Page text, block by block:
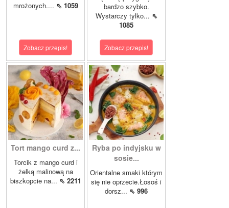
mrożonych.... ⇖ 1059
Zobacz przepis!
bardzo szybko.
Wystarczy tylko... ⇖
1085
Zobacz przepis!
Tort mango curd z...
Torcik z mango curd i
żelką malinową na
biszkopcie na... ⇖ 2211
Ryba po indyjsku w
sosie...
Orientalne smaki którym
się nie oprzecie.Łosoś i
dorsz... ⇖ 996